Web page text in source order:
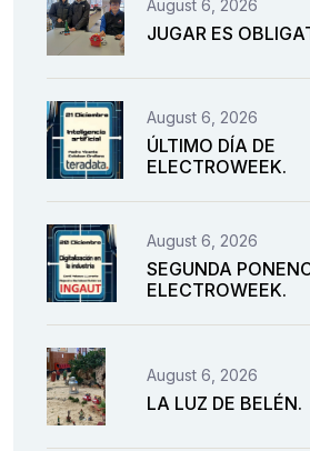
August 6, 2026
JUGAR ES
August 6, 2026
ÚLTIMO DÍA DE
ELECTROWEEK.
August 6, 2026
SEGUNDA
ELECTROWEEK.
August 6, 2026
LA LUZ DE BELÉN.